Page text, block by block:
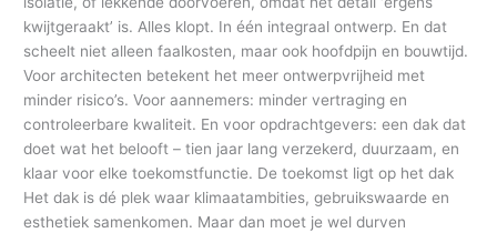
kwijtgeraakt’ is. Alles klopt. In één integraal ontwerp. En dat
scheelt niet alleen faalkosten, maar ook hoofdpijn en bouwtijd.
Voor architecten betekent het meer ontwerpvrijheid met
minder risico’s. Voor aannemers: minder vertraging en
controleerbare kwaliteit. En voor opdrachtgevers: een dak dat
doet wat het belooft – tien jaar lang verzekerd, duurzaam, en
klaar voor elke toekomstfunctie. De toekomst ligt op het dak
Het dak is dé plek waar klimaatambities, gebruikswaarde en
esthetiek samenkomen. Maar dan moet je wel durven